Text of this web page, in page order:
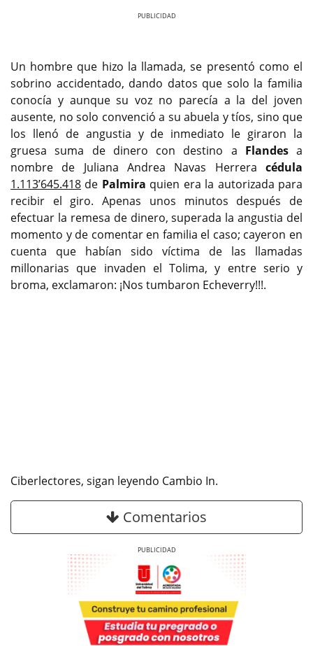
Un hombre que hizo la llamada, se presentó como el
sobrino accidentado, dando datos que solo la familia
conocía y aunque su voz no parecía a la del joven
ausente, no solo convenció a su abuela y tíos, sino que
los llenó de angustia y de inmediato le giraron la
gruesa suma de dinero con destino a Flandesa
nombre de Juliana Andrea Navas Herrera cédula
1.113’645.418 de Palmira quien era la autorizada para
recibir el giro. Apenas unos minutos después de
efectuar la remesa de dinero, superada la angustia del
momento y de comentar en familia el caso; cayeron en
cuenta que habían sido víctima de las llamadas
millonarias que invaden el Tolima, y entre serio y
broma, exclamaron: ¡Nos tumbaron Echeverry!!!.
Ciberlectores, sigan leyendo Cambio In.
Comentarios